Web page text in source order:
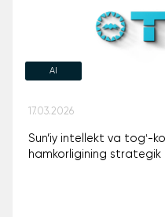
AI
17.03.2026
Sun’iy intellekt va togʻ-
hamkorligining strategik